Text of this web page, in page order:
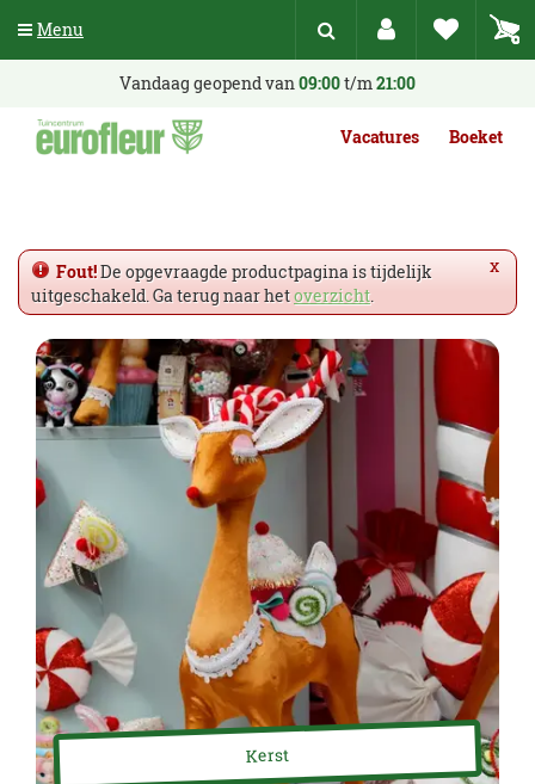
n
Vandaag geopend van09:00t/m21:00
Vacatures Boeket
x
Fout!De opgevraagde productpagina is tijdelijk
uitgeschakeld. Ga terug naar hetoverzicht.
Kerst
Menu